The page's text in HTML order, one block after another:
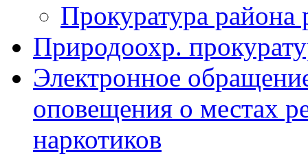
Прокуратура района
Природоохр.
Электронное
оповещения о местах
наркотиков